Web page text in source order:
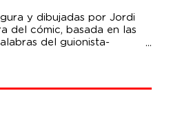
y dibujadas por Jordi
del cómic, basada en las
del guionista-
saltas al vacío y resulta
se reduce a una
por unos dedos
y dibujados por